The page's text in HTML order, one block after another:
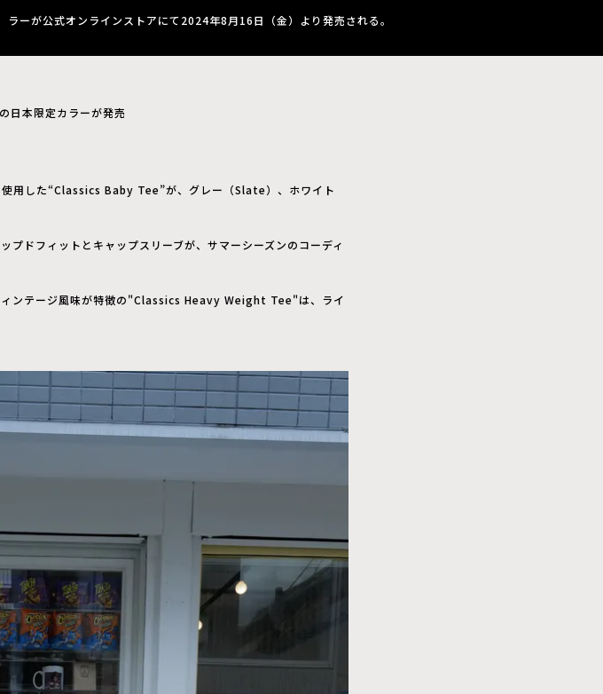
ラーが公式オンラインストアにて2024年8月16日（金）より発売される。
日本限定カラーが発売
用した“Classics Baby Tee”が、グレー（Slate）、ホワイト
ドフィットとキャップスリーブが、サマーシーズンのコーディ
ィンテージ風味が特徴の"Classics Heavy Weight Tee"は、ライ